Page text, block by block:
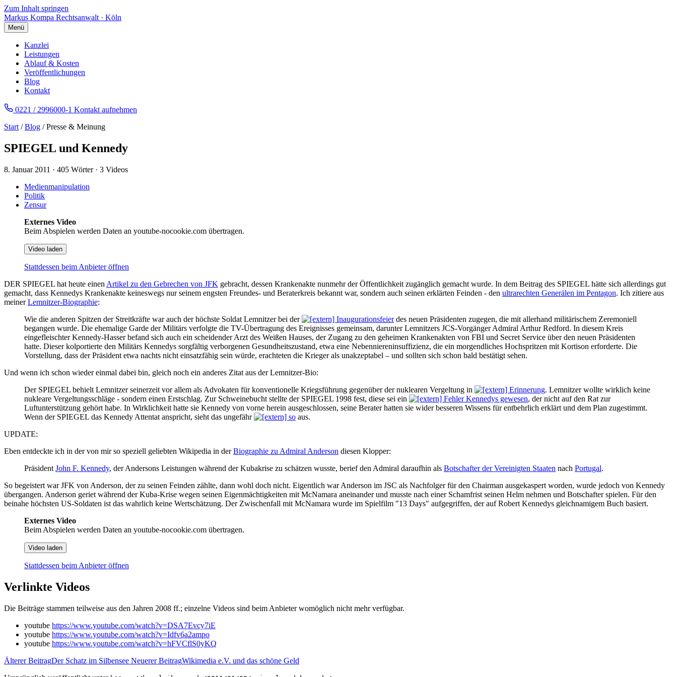
Zum Inhalt springen
Markus Kompa Rechtsanwalt · Köln
Menü
Kanzlei
Leistungen
Ablauf & Kosten
Veröffentlichungen
Blog
Kontakt
0221 / 2996000-1 Kontakt aufnehmen
Start /Blog / Presse & Meinung
SPIEGEL und Kennedy
8. Januar 2011 · 405 Wörter · 3 Videos
Medienmanipulation
Politik
Zensur
Externes Video
Beim Abspielen werden Daten an youtube-nocookie.com übertragen.
Video laden
Stattdessen beim Anbieter öffnen
DER SPIEGEL hat heute einen Artikel zu den Gebrechen von JFK gebracht, dessen Krankenakte nunmehr der Öffentlichkeit zugänglich gemacht wurde. In dem Beitrag des SPIEGEL hätte sich allerdings gut
gemacht, dass Kennedys Krankenakte keineswegs nur seinem engsten Freundes- und Beraterkreis bekannt war, sondern auch seinen erklärten Feinden - den ultrarechten Generälen im Pentagon. Ich zitiere aus
meinerLemnitzer-Biographie:
Wie die anderen Spitzen der Streitkräfte war auch der höchste Soldat Lemnitzer bei der
Inaugurationsfeierdes neuen Präsidenten zugegen, die mit allerhand militärischem Zeremoniell
begangen wurde. Die ehemalige Garde der Militärs verfolgte die TV-Übertragung des Ereignisses gemeinsam, darunter Lemnitzers JCS-Vorgänger Admiral Arthur Redford. In diesem Kreis
eingefleischter Kennedy-Hasser befand sich auch ein scheidender Arzt des Weißen Hauses, der Zugang zu den geheimen Krankenakten von FBI und Secret Service über den neuen Präsidenten
hatte. Dieser kolportierte den Militärs Kennedys sorgfältig verborgenen Gesundheitszustand, etwa eine Nebenniereninsuffizienz, die ein morgendliches Hochspritzen mit Kortison erforderte. Die
Vorstellung, dass der Präsident etwa nachts nicht einsatzfähig sein würde, erachteten die Krieger als unakzeptabel – und sollten sich schon bald bestätigt sehen.
Und wenn ich schon wieder einmal dabei bin, gleich noch ein anderes Zitat aus der Lemnitzer-Bio:
Der SPIEGEL behielt Lemnitzer seinerzeit vor allem als Advokaten für konventionelle Kriegsführung gegenüber der nuklearen Vergeltung in
Erinnerung. Lemnitzer wollte wirklich keine
nukleare Vergeltungsschläge - sondern einen Erstschlag. Zur Schweinebucht stellte der SPIEGEL 1998 fest, diese sei ein
Fehler Kennedys gewesen, der nicht auf den Rat zur
Luftunterstützung gehört habe. In Wirklichkeit hatte sie Kennedy von vorne herein ausgeschlossen, seine Berater hatten sie wider besseren Wissens für entbehrlich erklärt und dem Plan zugestimmt.
Wenn der SPIEGEL das Kennedy Attentat anspricht, sieht das ungefähr
so aus.
UPDATE:
Eben entdeckte ich in der von mir so speziell geliebten Wikipedia in derBiographie zu Admiral Anderson diesen Klopper:
Präsident John F. Kennedy, der Andersons Leistungen während der Kubakrise zu schätzen wusste, berief den Admiral daraufhin als Botschafter der Vereinigten Staaten nach Portugal.
So begeistert war JFK von Anderson, der zu seinen Feinden zählte, dann wohl doch nicht. Eigentlich war Anderson im JSC als Nachfolger für den Chairman ausgekaspert worden, wurde jedoch von Kennedy
übergangen. Anderson geriet während der Kuba-Krise wegen seinen Eigenmächtigkeiten mit McNamara aneinander und musste nach einer Schamfrist seinen Helm nehmen und Botschafter spielen. Für den
beinahe höchsten US-Soldaten ist das wahrlich keine Wertschätzung. Der Zwischenfall mit McNamara wurde im Spielfilm "13 Days" aufgegriffen, der auf Robert Kennedys gleichnamigem Buch basiert.
Externes Video
Beim Abspielen werden Daten an youtube-nocookie.com übertragen.
Video laden
Stattdessen beim Anbieter öffnen
Verlinkte Videos
Die Beiträge stammen teilweise aus den Jahren 2008 ff.; einzelne Videos sind beim Anbieter womöglich nicht mehr verfügbar.
youtube https://www.youtube.com/watch?v=DSA7Evcy7iE
youtube https://www.youtube.com/watch?v=Idfv6a2ampo
youtube https://www.youtube.com/watch?v=hFVCflS0yKQ
Älterer BeitragDer Schatz im Silbensee Neuerer BeitragWikimedia e.V. und das schöne Geld